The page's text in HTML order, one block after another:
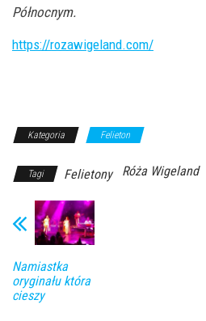
Północnym.
https://rozawigeland.com/
Kategoria Felieton
Tagi Felietony Róża Wigeland
Namiastka
oryginału która
cieszy